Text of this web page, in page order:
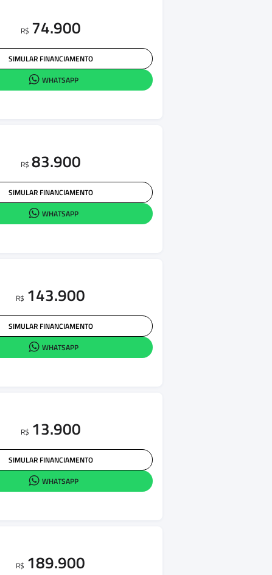
R$ 74.900
SIMULAR FINANCIAMENTO
WHATSAPP
R$ 83.900
SIMULAR FINANCIAMENTO
WHATSAPP
R$ 143.900
SIMULAR FINANCIAMENTO
WHATSAPP
R$ 13.900
SIMULAR FINANCIAMENTO
WHATSAPP
R$ 189.900